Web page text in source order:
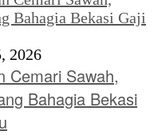
2026
Cemari Sawah,
Bahagia Bekasi